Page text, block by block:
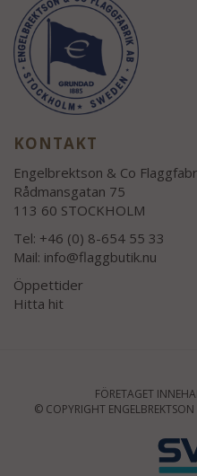
KONTAKT
Engelbrektson & Co
Rådmansgatan 75
113 60 STOCKHOLM
Tel: +46 (0) 8-654 55 33
Mail: info@flaggbutik.nu
Öppettider
Hitta hit
FÖRETAGET
© COPYRIGHT